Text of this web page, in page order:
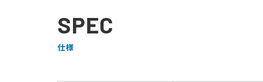
SPEC
仕様